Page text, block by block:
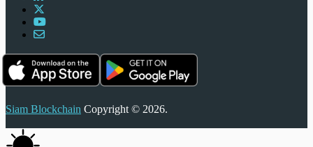
Siam Blockchain Copyright © 2026.